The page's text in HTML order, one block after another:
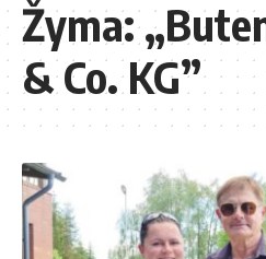
Žyma:
& Co. KG”